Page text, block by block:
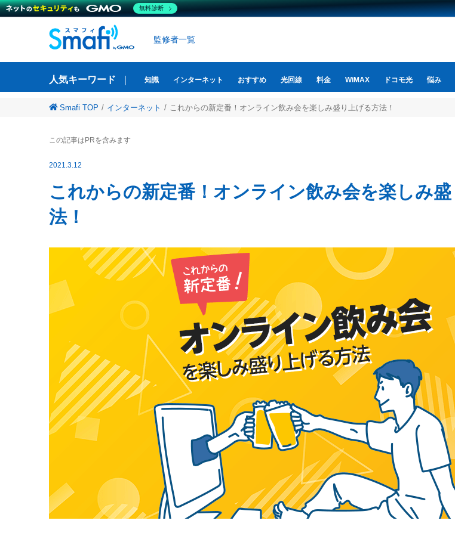
監修者一覧
人気キーワード 知識 インターネット おすすめ 光回線 料金 WiMAX ドコモ光 悩み
Smafi TOP インターネット これからの新定番！オンライン飲み会を楽しみ盛り上げる方法！
この記事はPRを含みます
2021.3.12
これからの新定番！オンライン飲み会を楽しみ盛り上げる方
法！
無料診断